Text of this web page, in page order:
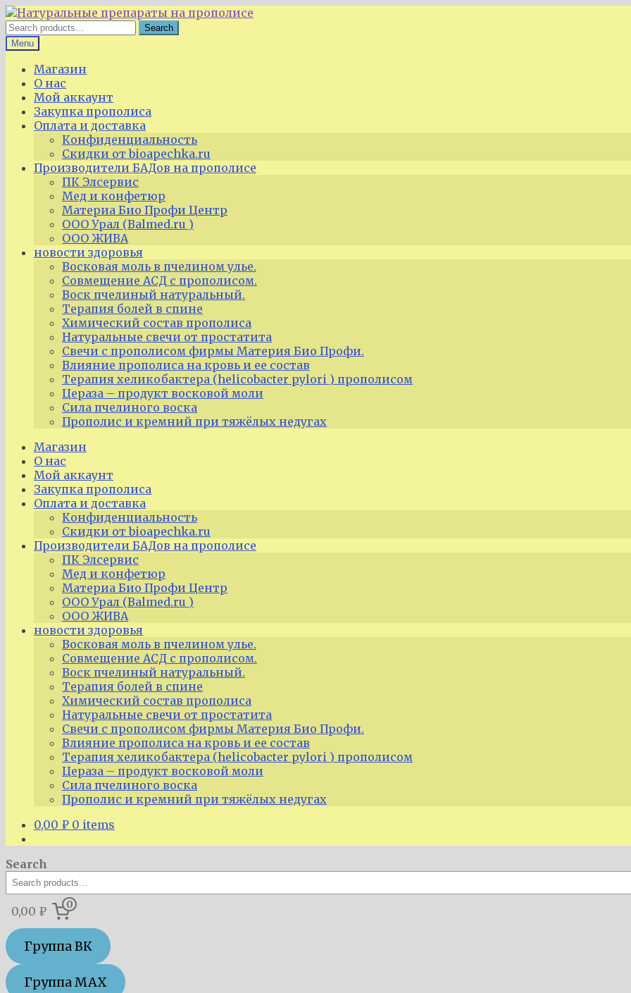
Skip
to
navigation
Skip
to
content
Search
for:
Search
Menu
Магазин
О нас
Мой аккаунт
Закупка прополиса
Оплата и доставка
Конфиденциальность
Скидки от bioapechka.ru
Производители БАДов на прополисе
ПК Элсервис
Мед и конфетюр
Материа Био Профи Центр
ООО Урал (Balmed.ru )
ООО ЖИВА
новости здоровья
Восковая моль в пчелином улье.
Совмещение АСД с прополисом.
Воск пчелиный натуральный.
Терапия болей в спине
Химический состав прополиса
Натуральные свечи от простатита
Свечи с прополисом фирмы Материя Био Профи.
Влияние прополиса на кровь и ее состав
Терапия хеликобактера (helicobacter pylori ) прополисом
Цераза – продукт восковой моли
Сила пчелиного воска
Прополис и кремний при тяжёлых недугах
Магазин
О нас
Мой аккаунт
Закупка прополиса
Оплата и доставка
Конфиденциальность
Скидки от bioapechka.ru
Производители БАДов на прополисе
ПК Элсервис
Мед и конфетюр
Материа Био Профи Центр
ООО Урал (Balmed.ru )
ООО ЖИВА
новости здоровья
Восковая моль в пчелином улье.
Совмещение АСД с прополисом.
Воск пчелиный натуральный.
Терапия болей в спине
Химический состав прополиса
Натуральные свечи от простатита
Свечи с прополисом фирмы Материя Био Профи.
Влияние прополиса на кровь и ее состав
Терапия хеликобактера (helicobacter pylori ) прополисом
Цераза – продукт восковой моли
Сила пчелиного воска
Прополис и кремний при тяжёлых недугах
0,00 ₽ 0 items
Search
0,00 ₽ 0
Группа ВК
Группа MAX